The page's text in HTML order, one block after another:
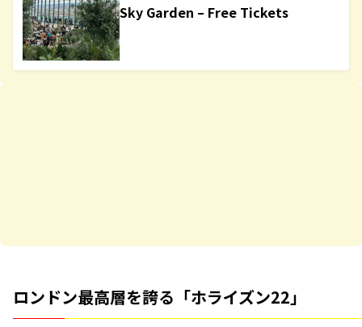
Sky Garden – Free Tickets
ロンドン最高層を誇る「ホライズン22」